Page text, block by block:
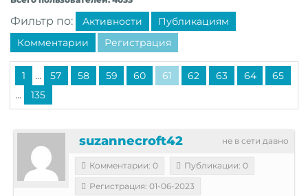
Фильтр по: Активности
Публикациям
Комментарии
Регистрация
1 ... 57 58 59 60 61 62 63 64 65
... 135
не в сети давно
suzannecroft42
Комментарии: 0
Публикации: 0
Регистрация: 01-06-2023